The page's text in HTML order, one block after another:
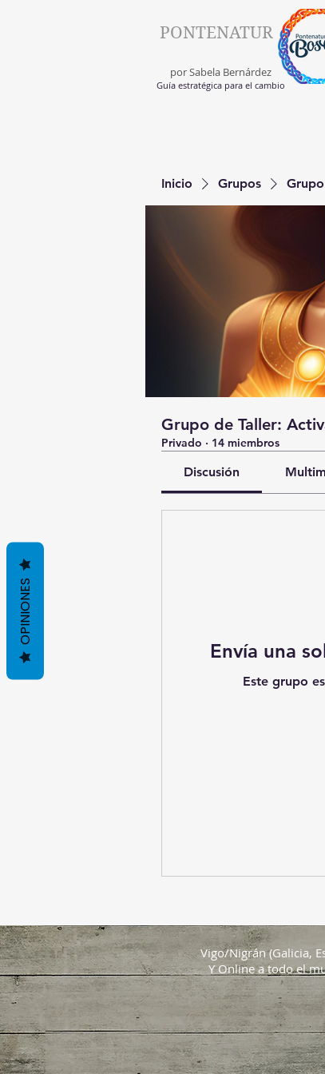
PONTENATUR
por Sabela Bernárdez
Guía estratégica para el cambio
Inicio Grupos
Grupo de Taller:
Privado · 14 miembros
Discusión
Envía una
Este grupo
Vigo/Nigrán (Galicia,
Y Online a todo el
OPINIONES